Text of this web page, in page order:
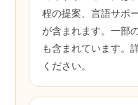
程の提案、言語サポ
が含まれます。一部
も含まれています。
ください。